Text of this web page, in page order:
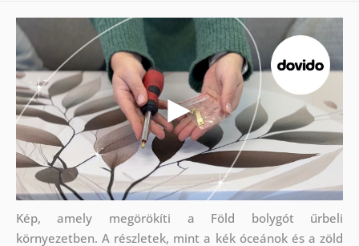
Kép, amely megörökíti a Föld bolygót űrbeli
környezetben. A részletek, mint a kék óceánok és a zöld